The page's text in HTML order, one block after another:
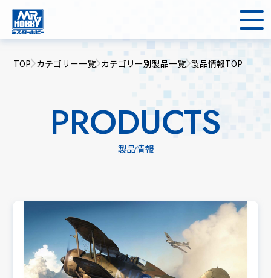
TOP カテゴリー一覧 カテゴリー別製品一覧 製品情報TOP
PRODUCTS
製品情報